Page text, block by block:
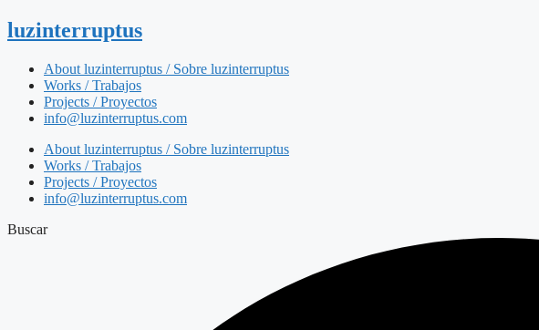
luzinterruptus
About luzinterruptus / Sobre luzinterruptus
Works / Trabajos
Projects / Proyectos
info@luzinterruptus.com
About luzinterruptus / Sobre luzinterruptus
Works / Trabajos
Projects / Proyectos
info@luzinterruptus.com
Buscar